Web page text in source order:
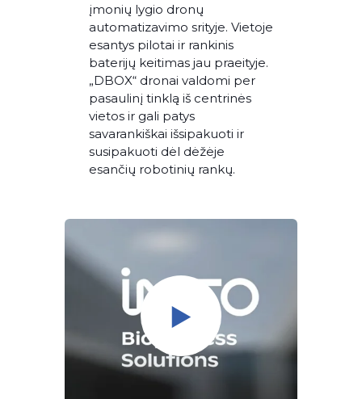
įmonių lygio dronų
automatizavimo srityje. Vietoje
esantys pilotai ir rankinis
baterijų keitimas jau praeityje.
„DBOX“ dronai valdomi per
pasaulinį tinklą iš centrinės
vietos ir gali patys
savarankiškai išsipakuoti ir
susipakuoti dėl dėžėje
esančių robotinių rankų.